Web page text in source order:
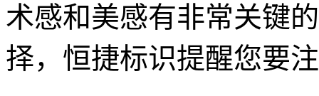
术感和美感有非常关键
择，恒捷标识提醒您要